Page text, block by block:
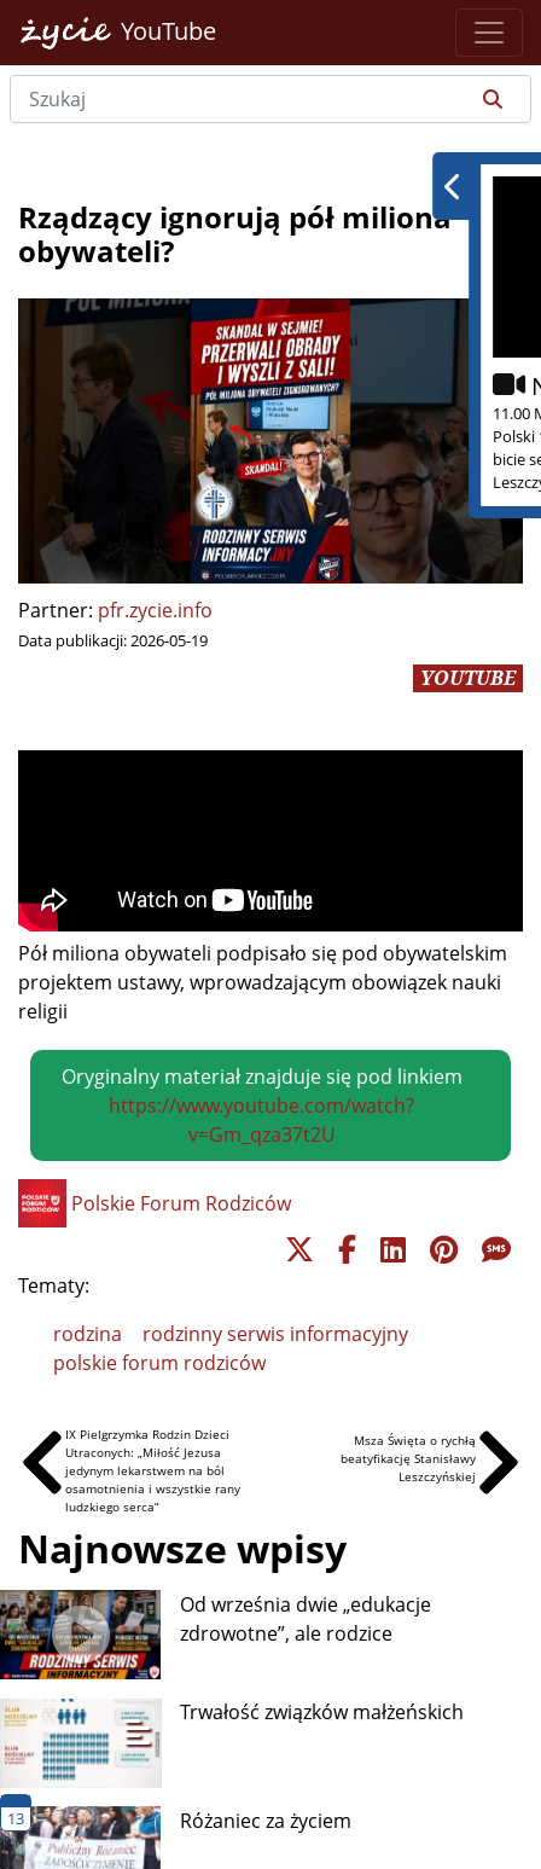
YouTube
11.00
Polski
bicie
Rządzący ignorują pół miliona
obywateli?
Partner: pfr.zycie.info
Data publikacji: 2026-05-19
YOUTUBE
Pół miliona obywateli podpisało się pod obywatelskim
projektem ustawy, wprowadzającym obowiązek nauki
religii
Oryginalny materiał znajduje się pod linkiem
https://www.youtube.com/watch?
v=Gm_qza37t2U
Polskie Forum Rodziców
Tematy:
rodzina
rodzinny serwis informacyjny
polskie forum rodziców
IX Pielgrzymka Rodzin Dzieci
Utraconych: „Miłość Jezusa
jedynym lekarstwem na ból
osamotnienia i wszystkie rany
ludzkiego serca”
Msza Święta o rychłą
beatyfikację Stanisławy
Leszczyńskiej
Najnowsze wpisy
Od września dwie „edukacje
zdrowotne”, ale rodzice
Trwałość związków małżeńskich
13 Różaniec za życiem